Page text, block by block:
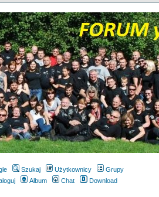
Szukaj Użytkownicy
Grupy
Album Chat Download